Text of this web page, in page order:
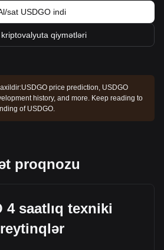
sat USDGO indi
qiymətləri
USDGO price prediction, USDGO
history, and more. Keep reading to
of USDGO.
proqnozu
4 saatlıq texniki
reytinqlər